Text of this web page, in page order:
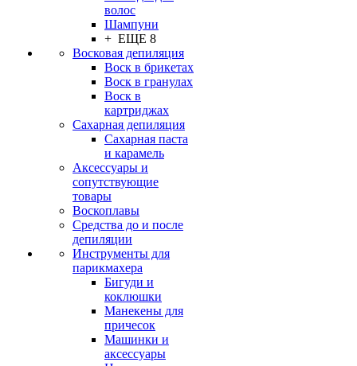
волос
Шампуни
+ ЕЩЕ 8
Восковая депиляция
Воск в брикетах
Воск в гранулах
Воск в
картриджах
Сахарная депиляция
Сахарная паста
и карамель
Аксессуары и
сопутствующие
товары
Воскоплавы
Средства до и после
депиляции
Инструменты для
парикмахера
Бигуди и
коклюшки
Манекены для
причесок
Машинки и
аксессуары